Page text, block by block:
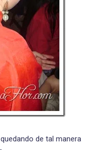
de tal manera